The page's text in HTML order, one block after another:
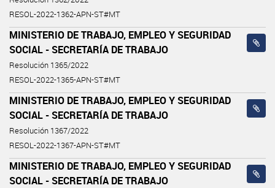
RESOL-2022-1362-APN-ST#MT
MINISTERIO DE TRABAJO, EMPLEO Y SEGURIDAD
SOCIAL - SECRETARÍA DE TRABAJO
Resolución 1365/2022
RESOL-2022-1365-APN-ST#MT
MINISTERIO DE TRABAJO, EMPLEO Y SEGURIDAD
SOCIAL - SECRETARÍA DE TRABAJO
Resolución 1367/2022
RESOL-2022-1367-APN-ST#MT
MINISTERIO DE TRABAJO, EMPLEO Y SEGURIDAD
SOCIAL - SECRETARÍA DE TRABAJO